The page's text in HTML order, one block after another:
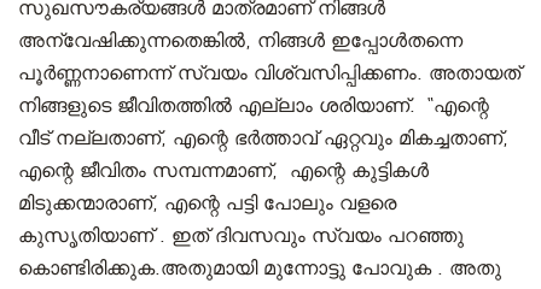
സുഖസൗകര്യങ്ങൾ മാത്രമാണ് നിങ്ങൾ
അന്വേഷിക്കുന്നതെങ്കിൽ, നിങ്ങൾ ഇപ്പോൾതന്നെ
പൂർണ്ണനാണെന്ന് സ്വയം വിശ്വസിപ്പിക്കണം. അതായത്
നിങ്ങളുടെ ജീവിതത്തിൽ എല്ലാം ശരിയാണ്‌. “എന്റെ
വീട് നല്ലതാണ്, എന്റെ ഭർത്താവ് ഏറ്റവും മികച്ചതാണ്,
എന്റെ ജീവിതം സമ്പന്നമാണ്, എന്റെ കുട്ടികൾ
മിടുക്കന്മാരാണ്, എന്റെ പട്ടി പോലും വളരെ
കുസൃതിയാണ് . ഇത് ദിവസവും സ്വയം പറഞ്ഞു
കൊണ്ടിരിക്കുക.അതുമായി മുന്നോട്ടു പോവുക . അതു